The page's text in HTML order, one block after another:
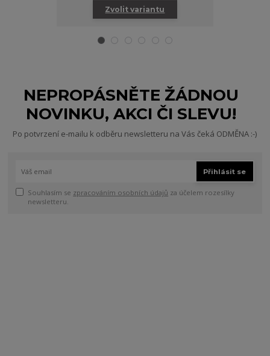
Zvolit variantu
NEPROPÁSNĚTE ŽÁDNOU
NOVINKU, AKCI ČI SLEVU!
Po potvrzení e-mailu k odběru newsletteru na Vás čeká ODMĚNA :-)
Přihlásit se
Souhlasím se zpracováním osobních údajů za účelem rozesílky
newsletteru.